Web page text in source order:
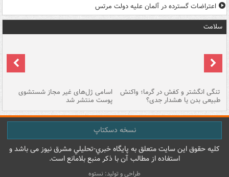
اعتراضات گسترده در آلمان علیه دولت مرتس
سلامت
تنگی انگشتر و کفش در گرما؛ واکنش
طبیعی بدن یا هشدار جدی؟
اسامی ژل‌های غیر مجاز شستشوی
پوست منتشر شد
نسخه دسکتاپ
کليه حقوق اين سايت متعلق به پایگاه خبري-تحليلي مشرق نيوز می باشد و
استفاده از مطالب آن با ذکر منبع بلامانع است.
طراحی و تولید: نستوه